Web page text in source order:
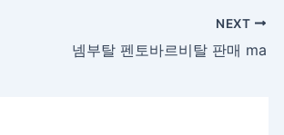
NEXT
넴부탈 펜토바르비탈 판매 ma